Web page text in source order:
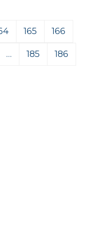
165 166
… 185 186